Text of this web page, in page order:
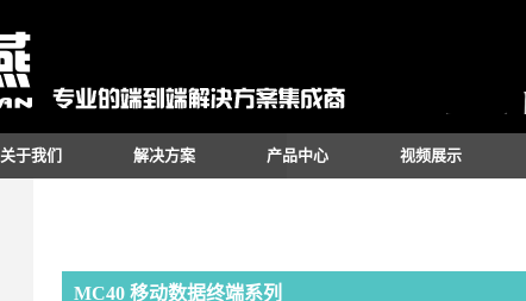
关于我们 解决方案 产品中心 视频展示
MC40 移动数据终端系列